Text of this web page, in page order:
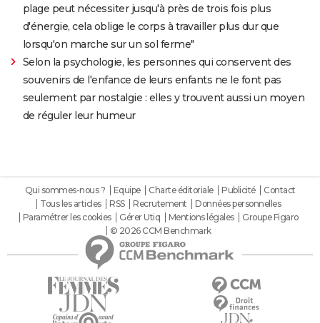
plage peut nécessiter jusqu'à près de trois fois plus
d'énergie, cela oblige le corps à travailler plus dur que
lorsqu'on marche sur un sol ferme"
Selon la psychologie, les personnes qui conservent des
souvenirs de l'enfance de leurs enfants ne le font pas
seulement par nostalgie : elles y trouvent aussi un moyen
de réguler leur humeur
Qui sommes-nous ? Equipe Charte éditoriale Publicité
Contact
Tous les articles
RSS Recrutement
Données personnelles
Paramétrer les cookies
Gérer Utiq Mentions légales
Groupe Figaro
© 2026 CCM Benchmark